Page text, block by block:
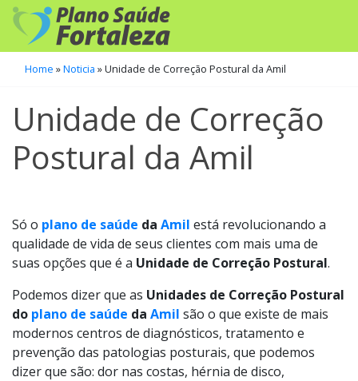
Home »Noticia »Unidade de Correção Postural da Amil
Unidade de Correção
Postural da Amil
Só o plano de saúde da Amil está revolucionando a
qualidade de vida de seus clientes com mais uma de
suas opções que é a Unidade de Correção Postural.
Podemos dizer que as Unidades de Correção Postural
do plano de saúde da Amil são o que existe de mais
modernos centros de diagnósticos, tratamento e
prevenção das patologias posturais, que podemos
dizer que são: dor nas costas, hérnia de disco,